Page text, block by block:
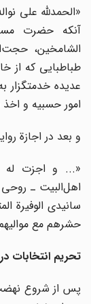
«الحمدلله علی
آنکه حضرت
الشامخین،
طباطبایی که از
عدیده خدمتگزار
امور حسبیه و اخذ
و بعد در اجازة
«... و اجزت له
اهل‌البیت ـ روحی
سانیدی الوفیرﺓ
حشرهم مع
تحریم انتخابات در سال
پس از شروع نهضت